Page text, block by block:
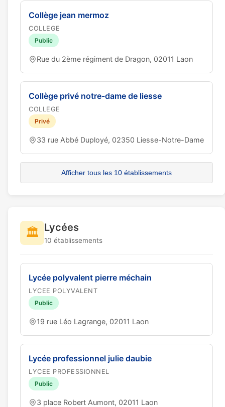
Collège jean mermoz
COLLEGE
Public
Rue du 2ème régiment de Dragon, 02011 Laon
Collège privé notre-dame de liesse
COLLEGE
Privé
33 rue Abbé Duployé, 02350 Liesse-Notre-Dame
Afficher tous les 10 établissements
🏛️ Lycées
10 établissements
Lycée polyvalent pierre méchain
LYCEE POLYVALENT
Public
19 rue Léo Lagrange, 02011 Laon
Lycée professionnel julie daubie
LYCEE PROFESSIONNEL
Public
3 place Robert Aumont, 02011 Laon